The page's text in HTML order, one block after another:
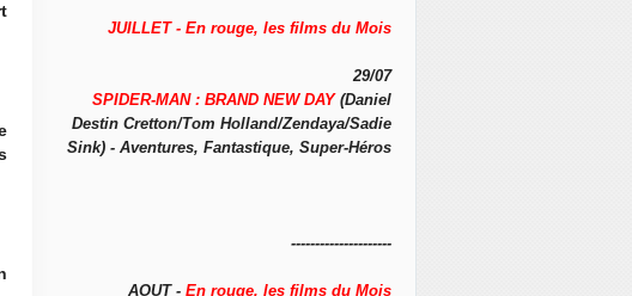
JUILLET - En rouge, les films du Mois
29/07
SPIDER-MAN : BRAND NEW DAY(Daniel
Destin Cretton/Tom Holland/Zendaya/Sadie
Sink) - Aventures, Fantastique, Super-Héros
---------------------
AOUT - En rouge, les films du Mois